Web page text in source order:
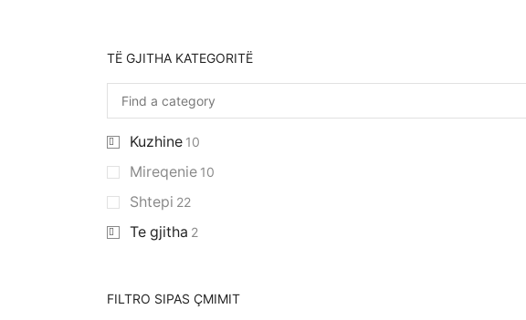
TË GJITHA KATEGORITË
Kuzhine 10
Mireqenie 10
Shtepi 22
Te gjitha 2
FILTRO SIPAS ÇMIMIT